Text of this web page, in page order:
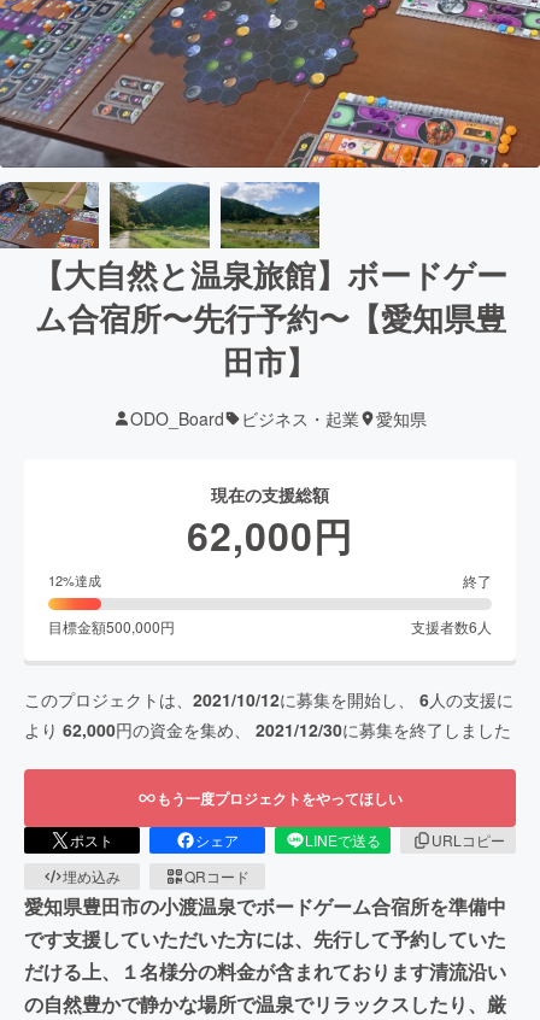
【大自然と温泉旅館】ボードゲー
ム合宿所〜先行予約〜【愛知県豊
田市】
ODO_Board ビジネス・起業 愛知県
現在の支援総額
62,000円
12%達成 終了
目標金額500,000円 支援者数6 人
このプロジェクトは、 2021/10/12に募集を開始し、 6人の支援に
より 62,000円の資金を集め、 2021/12/30に募集を終了しました
もう一度プロジェクトをやってほしい
ポスト シェア LINEで送る
URLコピー
埋め込み
QRコード
愛知県豊田市の小渡温泉でボードゲーム合宿所を準備中
です支援していただいた方には、先行して予約していた
だける上、１名様分の料金が含まれております清流沿い
の自然豊かで静かな場所で温泉でリラックスしたり、厳